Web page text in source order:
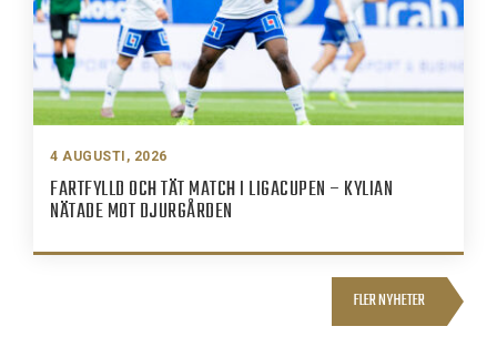
4 AUGUSTI, 2026
FARTFYLLD OCH TÄT MATCH I LIGACUPEN – KYLIAN
NÄTADE MOT DJURGÅRDEN
FLER NYHETER